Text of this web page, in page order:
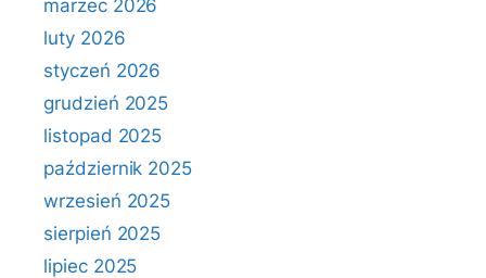
marzec 2026
luty 2026
styczeń 2026
grudzień 2025
listopad 2025
październik 2025
wrzesień 2025
sierpień 2025
lipiec 2025